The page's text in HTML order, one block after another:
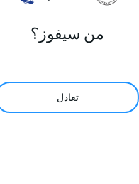
من سيفوز؟
تعادل